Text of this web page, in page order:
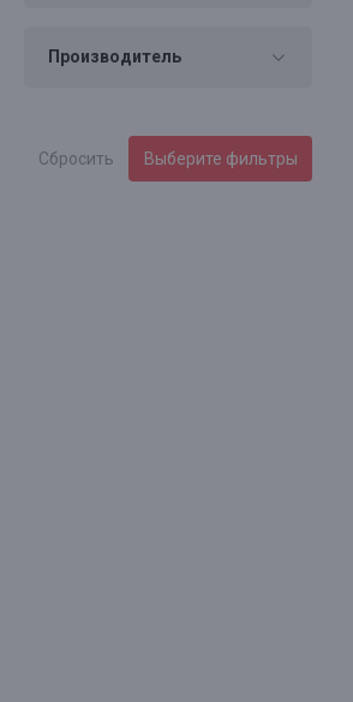
Производитель
Сбросить Выберите фильтры